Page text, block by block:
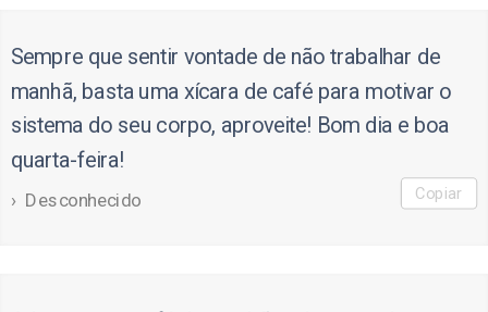
Sempre que sentir vontade de não trabalhar de
manhã, basta uma xícara de café para motivar o
sistema do seu corpo, aproveite! Bom dia e boa
quarta-feira!
Desconhecido Copiar